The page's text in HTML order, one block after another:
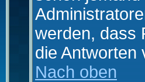
werden, dass
die Antworten
Nach oben